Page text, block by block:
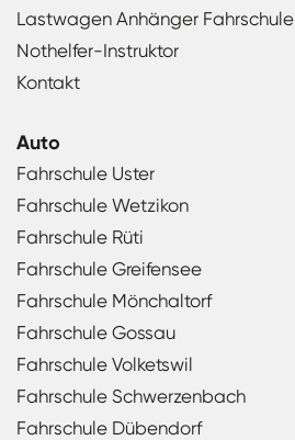
Lastwagen Anhänger Fahrschule
Nothelfer-Instruktor
Kontakt
Auto
Fahrschule Uster
Fahrschule Wetzikon
Fahrschule Rüti
Fahrschule Greifensee
Fahrschule Mönchaltorf
Fahrschule Gossau
Fahrschule Volketswil
Fahrschule Schwerzenbach
Fahrschule Dübendorf